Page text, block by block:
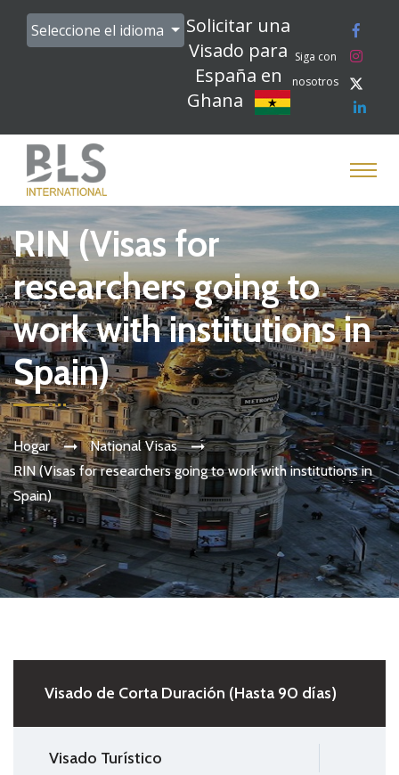
Seleccione el idioma
Solicitar una
Visado para
España en
Ghana
Siga con
nosotros
RIN (Visas for
researchers going to
work with institutions in
Spain)
Hogar
National Visas
RIN (Visas for researchers going to work with institutions in
Spain)
Visado de Corta Duración (Hasta 90 días)
Visado Turístico